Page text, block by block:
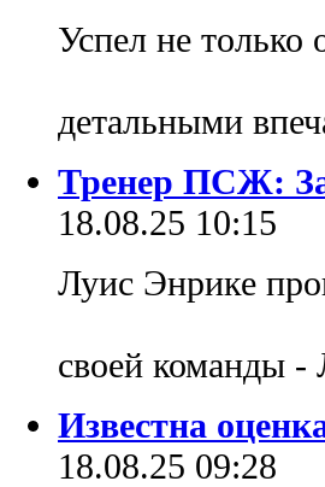
Успел не только
детальными
Тренер ПСЖ:
18.08.25 10:15
Луис Энрике
своей команды
Известна
18.08.25 09:28